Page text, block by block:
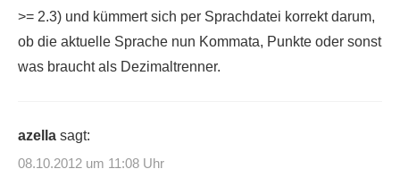
>= 2.3) und kümmert sich per Sprachdatei korrekt darum,
ob die aktuelle Sprache nun Kommata, Punkte oder sonst
was braucht als Dezimaltrenner.
azella sagt:
08.10.2012 um 11:08 Uhr